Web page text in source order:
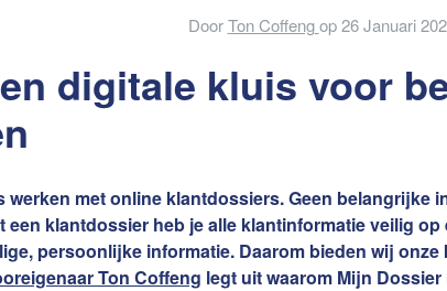
Word jij
waarde van uw woning
DoorTon Coffeng op26 Januari
digitale kluis voor
werken met online klantdossiers. Geen belangrijke
een klantdossier heb je alle klantinformatie veilig
persoonlijke informatie. Daarom bieden wij
Ton Coffeng legt uit waarom Mijn